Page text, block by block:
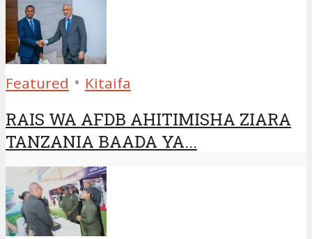
Featured • Kitaifa
RAIS WA AFDB AHITIMISHA ZIARA
TANZANIA BAADA YA...